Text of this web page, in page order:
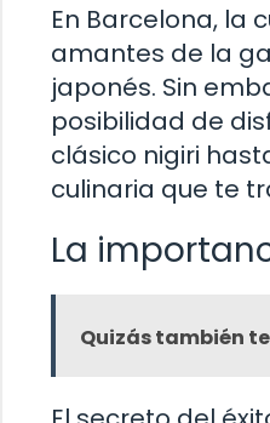
En Barcelona, la
amantes de la
japonés. Sin
posibilidad de
clásico nigiri
culinaria que te
La
Quizás también